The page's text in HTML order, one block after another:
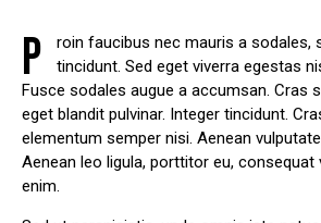
P
roin faucibus nec mauris a sodales,
tincidunt. Sed eget viverra egestas
Fusce sodales augue a accumsan. Cras
eget blandit pulvinar. Integer tincidunt.
elementum semper nisi. Aenean
Aenean leo ligula, porttitor eu, consequat
enim.